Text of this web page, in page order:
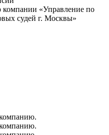
«Управление по
судей г. Москвы»